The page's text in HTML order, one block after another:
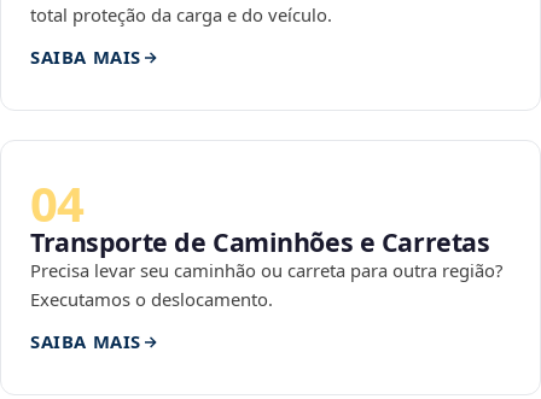
total proteção da carga e do veículo.
SAIBA MAIS
04
Transporte de Caminhões e Carretas
Precisa levar seu caminhão ou carreta para outra região?
Executamos o deslocamento.
SAIBA MAIS